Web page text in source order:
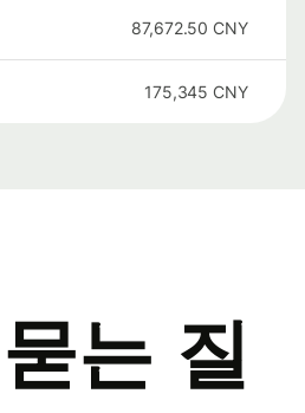
87,672.50 CNY
175,345 CNY
는 질